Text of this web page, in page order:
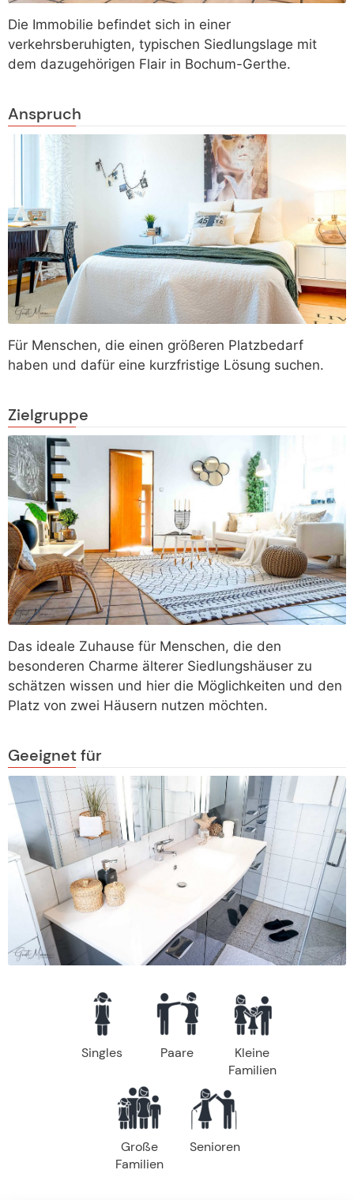
Die Immobilie befindet sich in einer
verkehrsberuhigten, typischen Siedlungslage mit
dem dazugehörigen Flair in Bochum-Gerthe.
Anspruch
Für Menschen, die einen größeren Platzbedarf
haben und dafür eine kurzfristige Lösung suchen.
Zielgruppe
Das ideale Zuhause für Menschen, die den
besonderen Charme älterer Siedlungshäuser zu
schätzen wissen und hier die Möglichkeiten und den
Platz von zwei Häusern nutzen möchten.
Geeignet für
Singles Paare
Kleine
Familien
Große
Familien
Senioren